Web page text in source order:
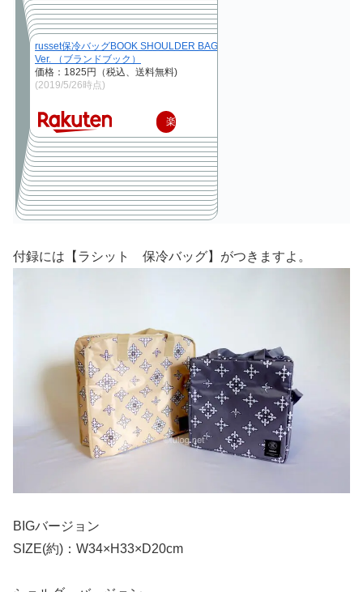
russet保冷バッグBOOK SHOULDER BAG
Ver. （ブランドブック）
価格：1825円（税込、送料無料)
(2019/5/26時点)
楽
天
で
購
入
付録には【ラシット 保冷バッグ】がつきますよ。
BIGバージョン
SIZE(約)：W34×H33×D20cm